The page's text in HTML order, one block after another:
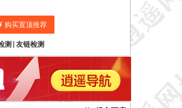
购买置顶推荐
测 友链检测